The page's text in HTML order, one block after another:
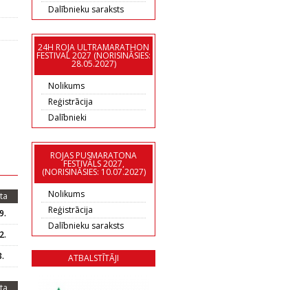
Dalībnieku saraksts
24H ROJA ULTRAMARATHON
FESTIVAL 2027 (NORISINĀSIES:
28.05.2027)
Nolikums
Reģistrācija
Dalībnieki
ROJAS PUSMARATONA
FESTIVĀLS 2027,
(NORISINĀSIES: 10.07.2027)
Nolikums
Reģistrācija
Dalībnieku saraksts
ATBALSTĪTĀJI